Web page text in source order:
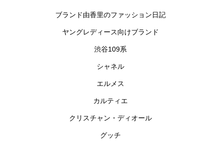
ブランド由香里のファッション日記
ヤングレディース向けブランド
渋谷109系
シャネル
エルメス
カルティエ
クリスチャン・ディオール
グッチ